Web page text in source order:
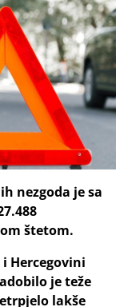
nezgoda je sa
štetom.
Hercegovini
je teže
lakše